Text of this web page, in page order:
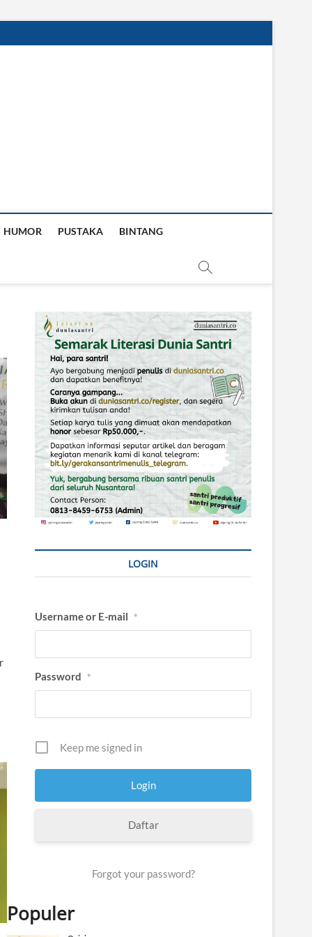
HUMOR PUSTAKA BINTANG
LOGIN
Username or E-mail *
Password *
Keep me signed in
Daftar
Forgot your password?
Populer